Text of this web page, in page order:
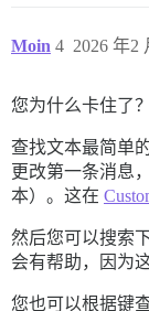
Moin 2026 年2
4
您为什么卡住了
查找文本最简单
更改第一条消息
本）。这在
然后您可以搜索
会有帮助，因为
您也可以根据键